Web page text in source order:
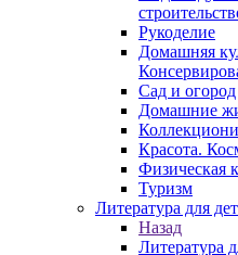
Рукоделие
Домашняя
Сад и огород
Домашние
Красота.
Физическая
Туризм
Литература для
Назад
Литература